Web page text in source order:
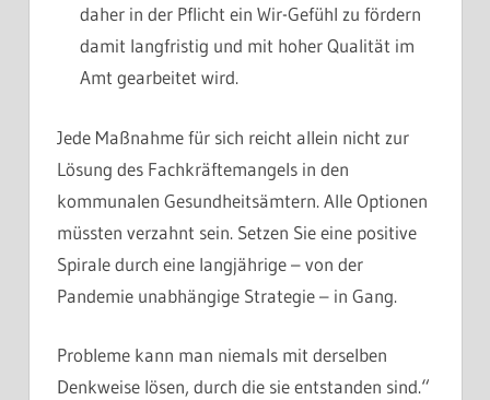
daher in der Pflicht ein Wir-Gefühl zu fördern
damit langfristig und mit hoher Qualität im
Amt gearbeitet wird.
Jede Maßnahme für sich reicht allein nicht zur
Lösung des Fachkräftemangels in den
kommunalen Gesundheitsämtern. Alle Optionen
müssten verzahnt sein. Setzen Sie eine positive
Spirale durch eine langjährige – von der
Pandemie unabhängige Strategie – in Gang.
Probleme kann man niemals mit derselben
Denkweise lösen, durch die sie entstanden sind.“